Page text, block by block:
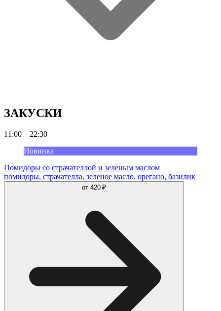
ЗАКУСКИ
11:00 – 22:30
Новинка
Помидоры со страчателлой и зеленым маслом
помидоры, страчателла, зеленое масло, орегано, базилик
от 420 ₽